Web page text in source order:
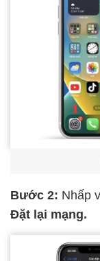
Bước 2: Nhấp
Đặt lại mạng.